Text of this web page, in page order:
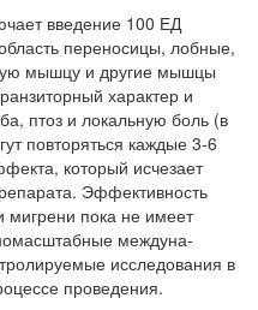
вве­дение 100 ЕД
переносицы, лобные,
мышцу и другие мышцы
характер и
птоз и локальную боль (в
повторяться каждые 3-6
который исчезает
Эффективность
мигрени пока не имеет
междуна­
исследования в
проведения.